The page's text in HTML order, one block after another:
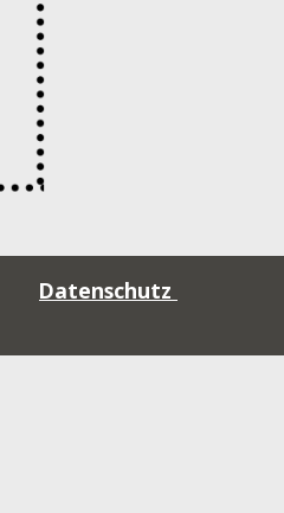
Datenschutz